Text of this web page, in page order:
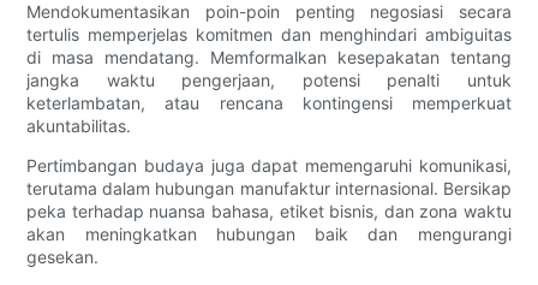
Mendokumentasikan poin-poin penting negosiasi secara
tertulis memperjelas komitmen dan menghindari ambiguitas
di masa mendatang. Memformalkan kesepakatan tentang
jangka waktu pengerjaan, potensi penalti untuk
keterlambatan, atau rencana kontingensi memperkuat
akuntabilitas.
Pertimbangan budaya juga dapat memengaruhi komunikasi,
terutama dalam hubungan manufaktur internasional. Bersikap
peka terhadap nuansa bahasa, etiket bisnis, dan zona waktu
akan meningkatkan hubungan baik dan mengurangi
gesekan.